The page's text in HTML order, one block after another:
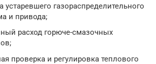
устаревшего газораспределительного
и привода;
расход горюче-смазочных
проверка и регулировка теплового